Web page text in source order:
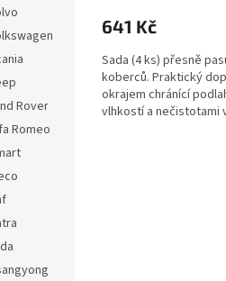
Rover
Romeo
641 Kč
Sada (4 ks) přesně
koberců. Praktický
okrajem chránící
vlhkostí a nečistotami